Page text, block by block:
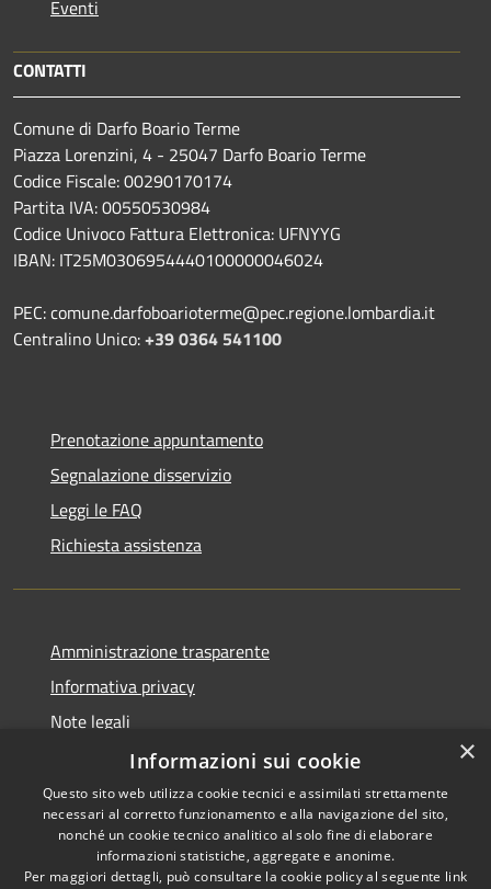
Eventi
CONTATTI
Comune di Darfo Boario Terme
Piazza Lorenzini, 4 - 25047 Darfo Boario Terme
Codice Fiscale: 00290170174
Partita IVA: 00550530984
Codice Univoco Fattura Elettronica: UFNYYG
IBAN: IT25M0306954440100000046024
PEC: comune.darfoboarioterme@pec.regione.lombardia.it
Centralino Unico:+39 0364 541100
Prenotazione appuntamento
Segnalazione disservizio
Leggi le FAQ
Richiesta assistenza
Amministrazione trasparente
Informativa privacy
Note legali
Dichiarazione di accessibilità
RSS
Copyright © 2026 • Comune di
×
Informazioni sui cookie
Questo sito web utilizza cookie tecnici e assimilati strettamente
necessari al corretto funzionamento e alla navigazione del sito,
nonché un cookie tecnico analitico al solo fine di elaborare
informazioni statistiche, aggregate e anonime.
Per maggiori dettagli, può consultare la cookie policy al seguente link